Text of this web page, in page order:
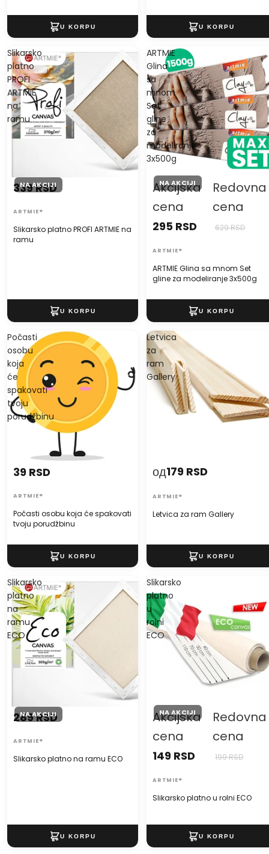
Slikarsko
platno
PROFI
ARTMIE
na
ramu
NA AKCIJI
Slikarsko platno PROFI ARTMIE na
ramu
339 RSD
ARTMIE®
ARTMIE
Glina
sa
mnom
Set
gline
za
modeliranje
3x500g
NA AKCIJI
ARTMIE Glina sa mnom Set
gline za modeliranje 3x500g
Akcijska
cena
295 RSD
Redovna
cena
629 RSD
ARTMIE®
Počasti
osobu
koja
će
spakovati
tvoju
porudžbinu
Počasti osobu koja će spakovati
tvoju porudžbinu
39 RSD
ARTMIE®
Letvica
za
ram
Gallery
Letvica za ram Gallery
од179 RSD
ARTMIE®
Slikarsko
platno
na
ramu
ECO
NA AKCIJI
Slikarsko platno na ramu ECO
289 RSD
ARTMIE®
Slikarsko
platno
u
rolni
ECO
NA AKCIJI
Slikarsko platno u rolni ECO
Akcijska
cena
149 RSD
Redovna
cena
199 RSD
ARTMIE®